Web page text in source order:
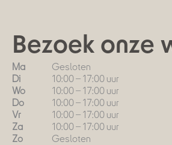
Bezoek onze
Ma
Gesloten
Di
10:00 – 17:00 uur
Wo
10:00 – 17:00 uur
Do
10:00 – 17:00 uur
Vr
10:00 – 17:00 uur
Za
10:00 – 17:00 uur
Zo
Gesloten